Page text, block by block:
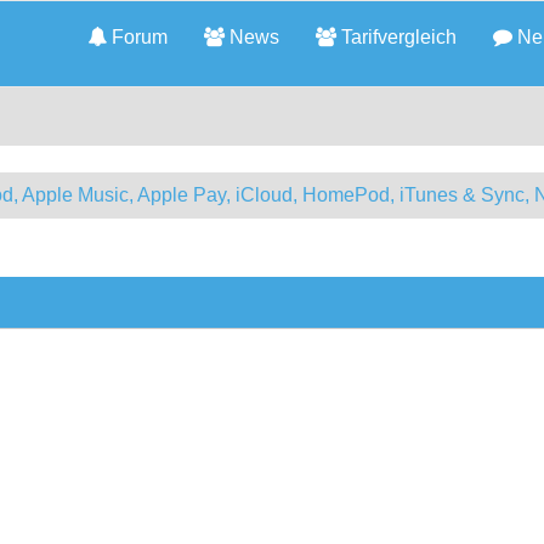
Forum News Tarifvergleich
Apple Music, Apple Pay, iCloud, HomePod, iTunes & Sync,